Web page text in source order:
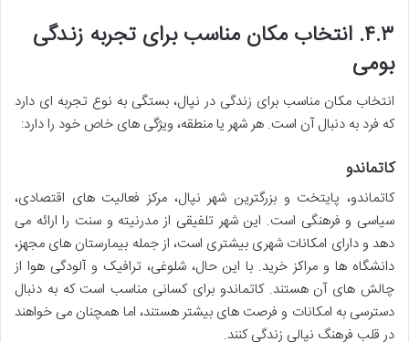
۴.۳. انتخاب مکان مناسب برای تجربه زندگی
بومی
انتخاب مکان مناسب برای زندگی در نپال، بستگی به نوع تجربه ای دارد
که فرد به دنبال آن است. هر شهر یا منطقه، ویژگی های خاص خود را دارد:
کاتماندو
کاتماندو، پایتخت و بزرگترین شهر نپال، مرکز فعالیت های اقتصادی،
سیاسی و فرهنگی است. این شهر تلفیقی از مدرنیته و سنت را ارائه می
دهد و دارای امکانات شهری بیشتری است، از جمله بیمارستان های مجهز،
دانشگاه ها و مراکز خرید. با این حال، شلوغی، ترافیک و آلودگی هوا از
چالش های آن هستند. کاتماندو برای کسانی مناسب است که به دنبال
دسترسی به امکانات و فرصت های بیشتر هستند، اما همچنان می خواهند
در قلب فرهنگ نپالی زندگی کنند.